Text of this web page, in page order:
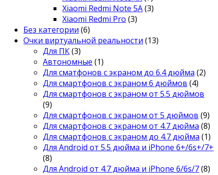
Xiaomi Redmi Note 5A(3)
Xiaomi Redmi Pro (3)
Без категории (6)
Очки виртуальной реальности (13)
Для ПК(3)
Автономные (1)
Для сматфонов с экраном до 6.4 дюйма (2)
Для смартфонов с экраном 6 дюймов (4)
Для смартфонов с экраном от 5.5 дюймов
(9)
Для смартфонов с экраном от 5 дюймов (9)
Для смартфонов с экраном от 4.7 дюйма (8)
Для смартфонов с экраном до 4.7 дюйма (1)
Для Android от 5.5 дюйма и iPhone 6+/6s+/7+
(8)
Для Android от 4.7 дюйма и iPhone 6/6s/7(8)